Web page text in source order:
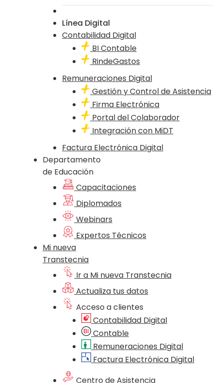
Línea Digital
Contabilidad Digital
BI Contable
RindeGastos
Remuneraciones Digital
Gestión y Control de Asistencia
Firma Electrónica
Portal del Colaborador
Integración con MiDT
Factura Electrónica Digital
Departamento
de Educación
Capacitaciones
Diplomados
Webinars
Expertos Técnicos
Mi nueva
Transtecnia
Ir a Mi nueva Transtecnia
Actualiza tus datos
Acceso a clientes
Contabilidad Digital
Contable
Remuneraciones Digital
Factura Electrónica Digital
Centro de Asistencia